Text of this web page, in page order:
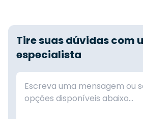
Tire suas dúvidas com
especialista